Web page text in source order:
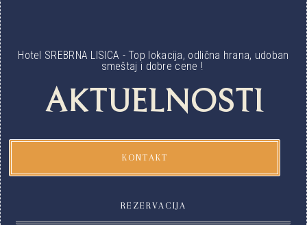
Hotel SREBRNA LISICA - Top lokacija, odlična hrana, udoban
smeštaj i dobre cene !
AKTUELNOSTI
KONTAKT
REZERVACIJA